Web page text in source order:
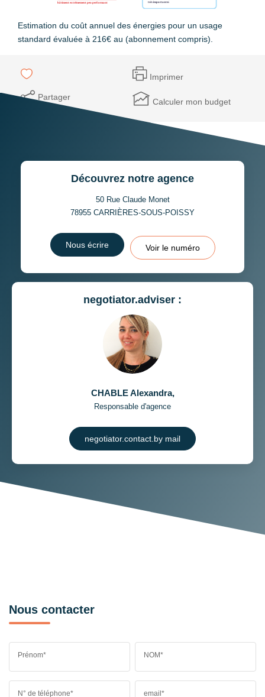
Estimation du coût annuel des énergies pour un usage
standard évaluée à 216€ au (abonnement compris).
Imprimer
Partager Calculer mon budget
Découvrez notre agence
50 Rue Claude Monet
78955 CARRIÈRES-SOUS-POISSY
Nous écrire Voir le numéro
negotiator.adviser :
CHABLE Alexandra,
Responsable d'agence
negotiator.contact.by mail
Nous contacter
Prénom* NOM*
N° de téléphone* email*